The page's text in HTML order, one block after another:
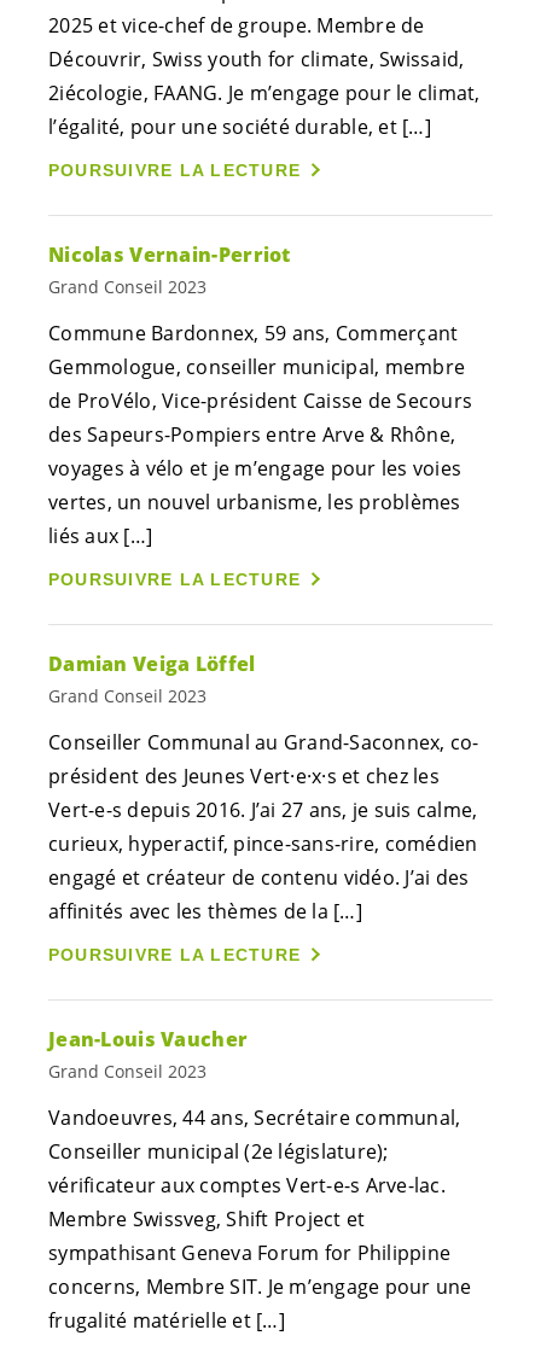
2025 et vice-chef de groupe. Membre de
Découvrir, Swiss youth for climate, Swissaid,
2iécologie, FAANG. Je m’engage pour le climat,
l’égalité, pour une société durable, et […]
POURSUIVRE LA LECTURE
Nicolas Vernain-Perriot
Grand Conseil 2023
Commune Bardonnex, 59 ans, Commerçant
Gemmologue, conseiller municipal, membre
de ProVélo, Vice-président Caisse de Secours
des Sapeurs-Pompiers entre Arve & Rhône,
voyages à vélo et je m’engage pour les voies
vertes, un nouvel urbanisme, les problèmes
liés aux […]
POURSUIVRE LA LECTURE
Damian Veiga Löffel
Grand Conseil 2023
Conseiller Communal au Grand-Saconnex, co-
président des JeunesVert·e·x·s et chez les
Vert-e-s depuis 2016. J’ai 27 ans, je suis calme,
curieux, hyperactif, pince-sans-rire, comédien
engagé et créateur de contenu vidéo. J’ai des
affinités avec les thèmes de la […]
POURSUIVRE LA LECTURE
Jean-Louis Vaucher
Grand Conseil 2023
Vandoeuvres, 44 ans, Secrétaire communal,
Conseiller municipal (2e législature);
vérificateur aux comptesVert-e-s Arve-lac.
Membre Swissveg, Shift Project et
sympathisant Geneva Forum for Philippine
concerns, Membre SIT. Je m’engage pour une
frugalité matérielle et […]